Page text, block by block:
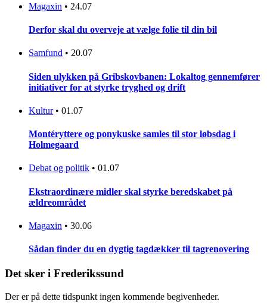
Magaxin • 24.07
Derfor skal du overveje at vælge folie til din bil
Samfund • 20.07
Siden ulykken på Gribskovbanen: Lokaltog gennemfører
initiativer for at styrke tryghed og drift
Kultur • 01.07
Montéryttere og ponykuske samles til stor løbsdag i
Holmegaard
Debat og politik • 01.07
Ekstraordinære midler skal styrke beredskabet på
ældreområdet
Magaxin • 30.06
Sådan finder du en dygtig tagdækker til tagrenovering
Det sker i Frederikssund
Der er på dette tidspunkt ingen kommende begivenheder.